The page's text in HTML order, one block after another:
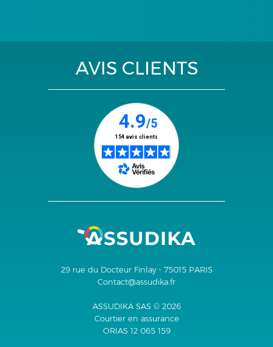
AVIS CLIENTS
29 rue du Docteur Finlay - 75015 PARIS
Contact@assudika.fr
ASSUDIKA SAS © 2026
Courtier en assurance
ORIAS 12 065 159